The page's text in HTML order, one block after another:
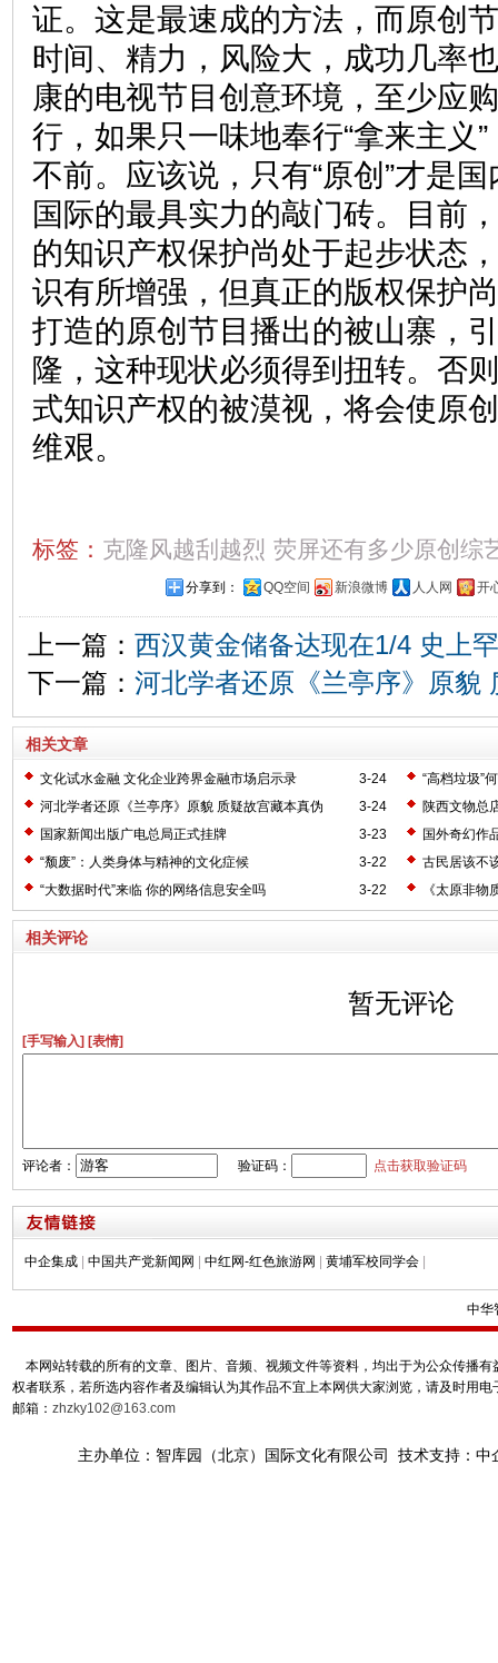
证。这是最速成的方法，而原创
时间、精力，风险大，成功几率
康的电视节目创意环境，至少应
行，如果只一味地奉行“拿来主义
不前。应该说，只有“原创”才是
国际的最具实力的敲门砖。目前
的知识产权保护尚处于起步状态
识有所增强，但真正的版权保护
打造的原创节目播出的被山寨，
隆，这种现状必须得到扭转。否
式知识产权的被漠视，将会使原
维艰。
标签： 克隆风越刮越烈 荧屏还有多少原创综
分享到： QQ空间 新浪微博 人人网 开
上一篇： 西汉黄金储备达现在1/4 史上
下一篇： 河北学者还原《兰亭序》原貌
相关文章
3-24
文化试水金融 文化企业跨界金融市场启示录
“高档垃圾”
3-24
河北学者还原《兰亭序》原貌 质疑故宫藏本真伪
陕西文物总
3-23
国家新闻出版广电总局正式挂牌
国外奇幻作
3-22
“颓废”：人类身体与精神的文化症候
古民居该不
3-22
“大数据时代”来临 你的网络信息安全吗 《太原非物
相关评论
暂无评论
[手写输入] [表情]
评论者： 验证码： 点击获取验证码
中企集成 中国共产党新闻网 中红网-红色旅游网 黄埔军校同学会
中华
本网站转载的所有的文章、图片、音频、视频文件等资料，均出于为公众传播
权者联系，若所选内容作者及编辑认为其作品不宜上本网供大家浏览，请及时用
邮箱： zhzky102@163.com
主办单位：智库园（北京）国际文化有限公司 技术支持：